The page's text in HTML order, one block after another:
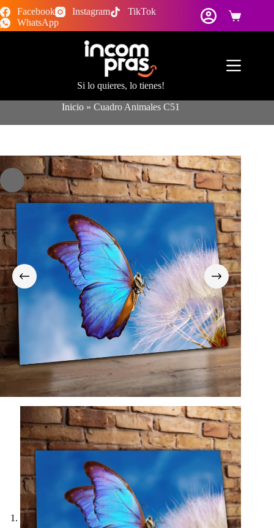
Saltar
al
contenido
Facebook Instagram
TikTok
WhatsApp
Carro
de
Si lo quieres, lo tienes!
Inicio» Cuadro Animales C51